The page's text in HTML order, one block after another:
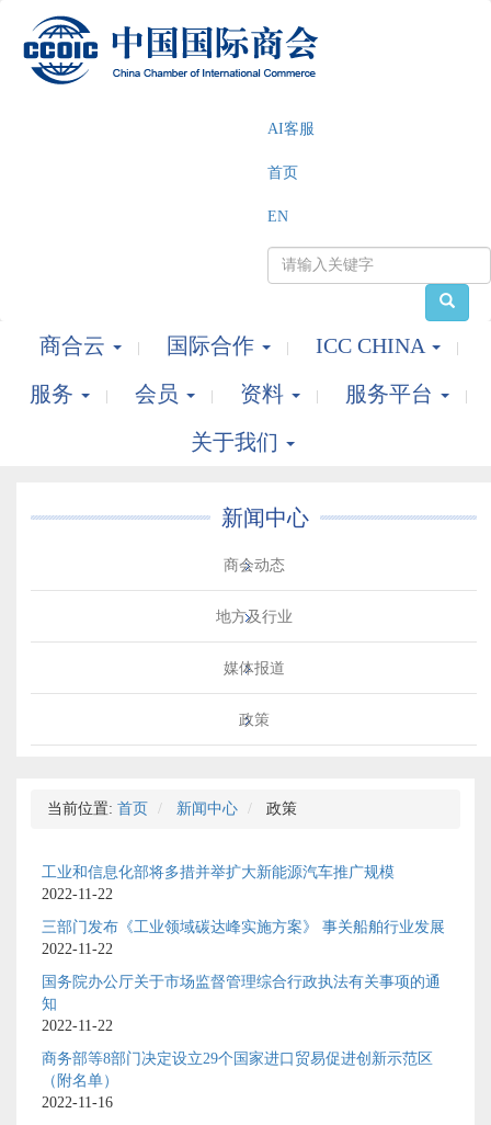
AI客服
首页
EN
商合云 国际合作
ICC CHINA
服务
会员 资料
服务平台
关于我们
新闻中心
商会动态
地方及行业
媒体报道
政策
当前位置: 首页 新闻中心 政策
工业和信息化部将多措并举扩大新能源汽车推广规模
2022-11-22
三部门发布《工业领域碳达峰实施方案》 事关船舶行业发展
2022-11-22
国务院办公厅关于市场监督管理综合行政执法有关事项的通
知
2022-11-22
商务部等8部门决定设立29个国家进口贸易促进创新示范区
（附名单）
2022-11-16